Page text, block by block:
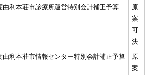
由利本荘市診療所運営特別会計補正予算
原
案
可
決
由利本荘市情報センター特別会計補正予算
原
案